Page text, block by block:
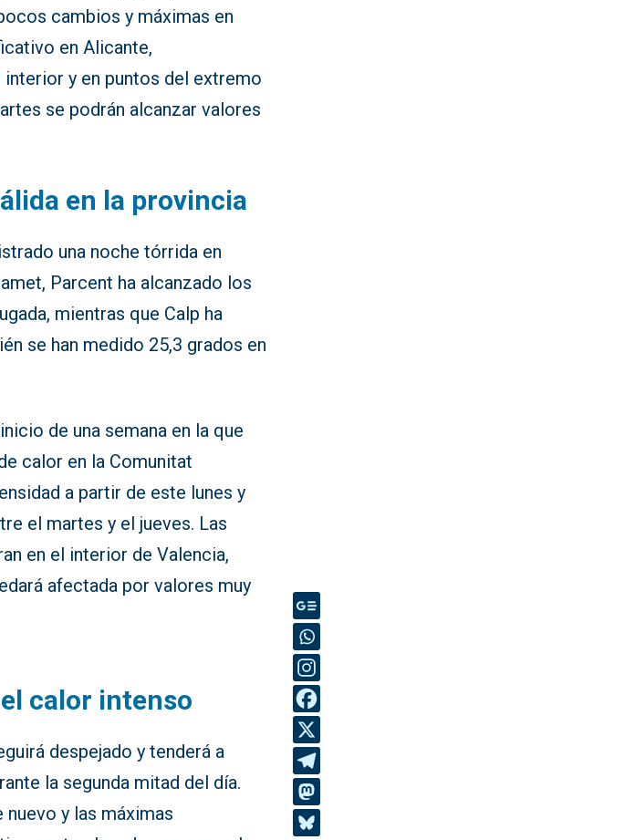
cambios y máximas en
en Alicante,
y en puntos del extremo
se podrán alcanzar valores
en la provincia
una noche tórrida en
Parcent ha alcanzado los
mientras que Calp ha
se han medido 25,3 grados en
de una semana en la que
calor en la Comunitat
a partir de este lunes y
el martes y el jueves. Las
en el interior de Valencia,
afectada por valores muy
calor intenso
despejado y tenderá a
la segunda mitad del día.
nuevo y las máximas